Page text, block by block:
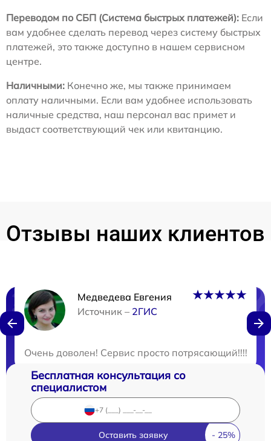
Переводом по СБП (Система быстрых платежей): Если
вам удобнее сделать перевод через систему быстрых
платежей, это также доступно в нашем сервисном
центре.
Наличными: Конечно же, мы также принимаем
оплату наличными. Если вам удобнее использовать
наличные средства, наш персонал вас примет и
выдаст соответствующий чек или квитанцию.
Отзывы наших клиентов
Медведева Евгения
Источник – 2ГИС
Очень доволен! Сервис просто потрясающий!!!!
Нужна консультация?
Бесплатная консультация со
специалистом
Оставить заявку